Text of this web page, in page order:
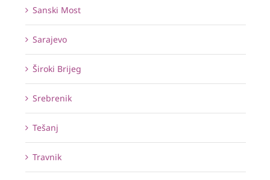
Sanski Most
Sarajevo
Široki Brijeg
Srebrenik
Tešanj
Travnik